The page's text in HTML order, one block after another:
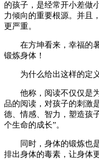
的孩子，是经常开小差做
力倾向的重要根源。并且
更严重。
在方坤看来，幸福的暑
锻炼身体！
为什么给出这样的定义
他称，阅读不仅仅是为
品的阅读，对孩子的刺激
德、情感、智力，塑造孩
个生命的成长”。
同时，身体的锻炼也是
排出身体的毒素，让身体